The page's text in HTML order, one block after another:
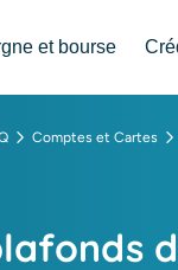
et bourse
Comptes et Cartes